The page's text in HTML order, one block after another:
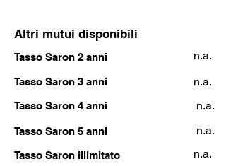
Altri mutui disponibili
Tasso Saron 2 anni n.a.
Tasso Saron 3 anni n.a.
Tasso Saron 4 anni n.a.
Tasso Saron 5 anni n.a.
Tasso Saron illimitato n.a.